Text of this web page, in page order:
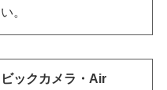
い。
ビックカメラ・Air